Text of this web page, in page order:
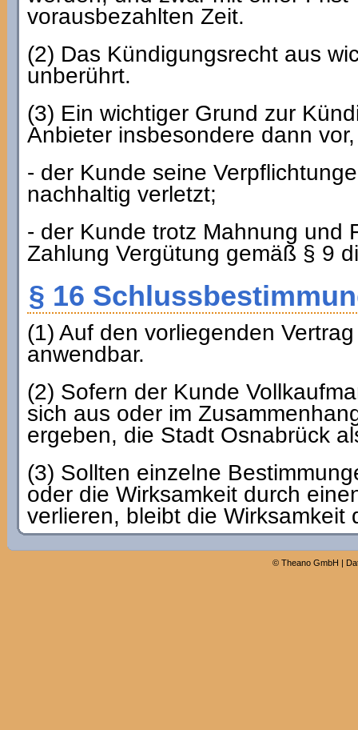
vorausbezahlten Zeit.
(2) Das Kündigungsrecht aus
unberührt.
(3) Ein wichtiger Grund zur
Anbieter insbesondere dann
- der Kunde seine
nachhaltig verletzt;
- der Kunde trotz Mahnung und
Zahlung Vergütung gemäß § 9
§ 16
(1) Auf den vorliegenden
anwendbar.
(2) Sofern der Kunde
sich aus oder im
ergeben, die Stadt Osnabrück
(3) Sollten einzelne
oder die Wirksamkeit durch
verlieren, bleibt die Wirksamkeit
© Theano GmbH |